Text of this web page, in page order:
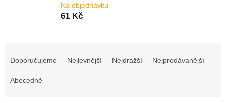
Na objednávku
61 Kč
Doporučujeme Nejlevnější Nejdražší Nejprodávanější
Abecedně